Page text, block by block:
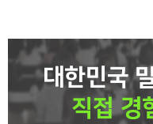
대한민국
직접 경